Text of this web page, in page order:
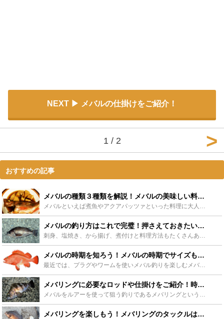
NEXT メバルの仕掛けをご紹介！
1 / 2
おすすめの記事
メバルの種類３種類を解説！メバルの美味しい料理も紹介！ - Leisurego(レジャーゴー)
メバルといえば煮魚やアクアパッツァといった料理に大人気の魚です。そんなメバルには三種類の種類がいるって知ってましたか？日常的にも料理に使う事が多いこのメバルについて、これら3種類の解説と同時に美味し...
メバルの釣り方はこれで完璧！押さえておきたいポイントまとめ！ - Leisurego(レジャーゴー)
刺身、塩焼き、から揚げ、煮付けと料理方法もたくさんあるメバル。コラーゲンも豊富で栄養価も満点です。そんなメバルですが、手軽に釣ることができるのです。今回はメバルはどんな魚なのか、釣り方のポイント、お...
メバルの時期を知ろう！メバルの時期でサイズも変わる？ - Leisurego(レジャーゴー)
最近では、プラグやワームを使いメバル釣りを楽しむメバリングの人気がますます高まってきています。今回はそんなメバリングでも人気のメバルについて、メバル釣りの時期、そして時期によって変わるメバルのサイズ...
メバリングに必要なロッドや仕掛けをご紹介！時期や釣り方も！ - Leisurego(レジャーゴー)
メバルをルアーを使って狙う釣りであるメバリングという釣り方があります。メバルは引きが強く、使う仕掛けやロッドも推奨されているものを使うことをおすすめします。今回は、そんなメバリングに使うロッドや仕掛...
メバリングを楽しもう！メバリングのタックルはこれで決まり - Leisurego(レジャーゴー)